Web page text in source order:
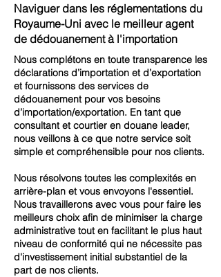
Naviguer dans les réglementations du
Royaume-Uni avec le meilleur agent
de dédouanement à l'importation
Nous complétons en toute transparence les
déclarations d’importation et d’exportation
et fournissons des services de
dédouanement pour vos besoins
d’importation/exportation. En tant que
consultant et courtier en douane leader,
nous veillons à ce que notre service soit
simple et compréhensible pour nos clients.
Nous résolvons toutes les complexités en
arrière-plan et vous envoyons l'essentiel.
Nous travaillerons avec vous pour faire les
meilleurs choix afin de minimiser la charge
administrative tout en facilitant le plus haut
niveau de conformité qui ne nécessite pas
d'investissement initial substantiel de la
part de nos clients.